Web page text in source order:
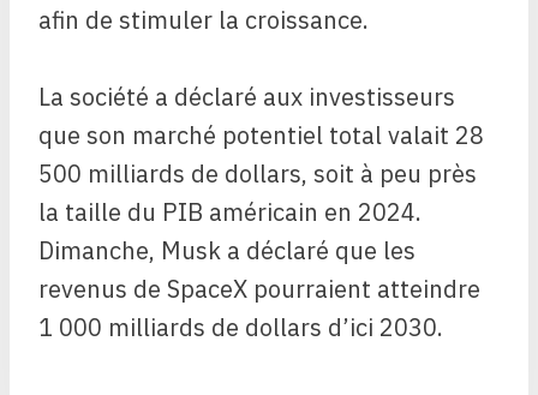
afin de stimuler la croissance.
La société a déclaré aux investisseurs
que son marché potentiel total valait 28
500 milliards de dollars, soit à peu près
la taille du PIB américain en 2024.
Dimanche, Musk a déclaré que les
revenus de SpaceX pourraient atteindre
1 000 milliards de dollars d’ici 2030.